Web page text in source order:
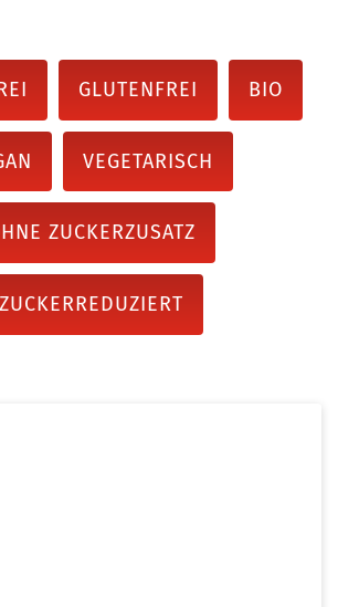
GLUTENFREI BIO
VEGETARISCH
ZUCKERZUSATZ
ZUCKERREDUZIERT